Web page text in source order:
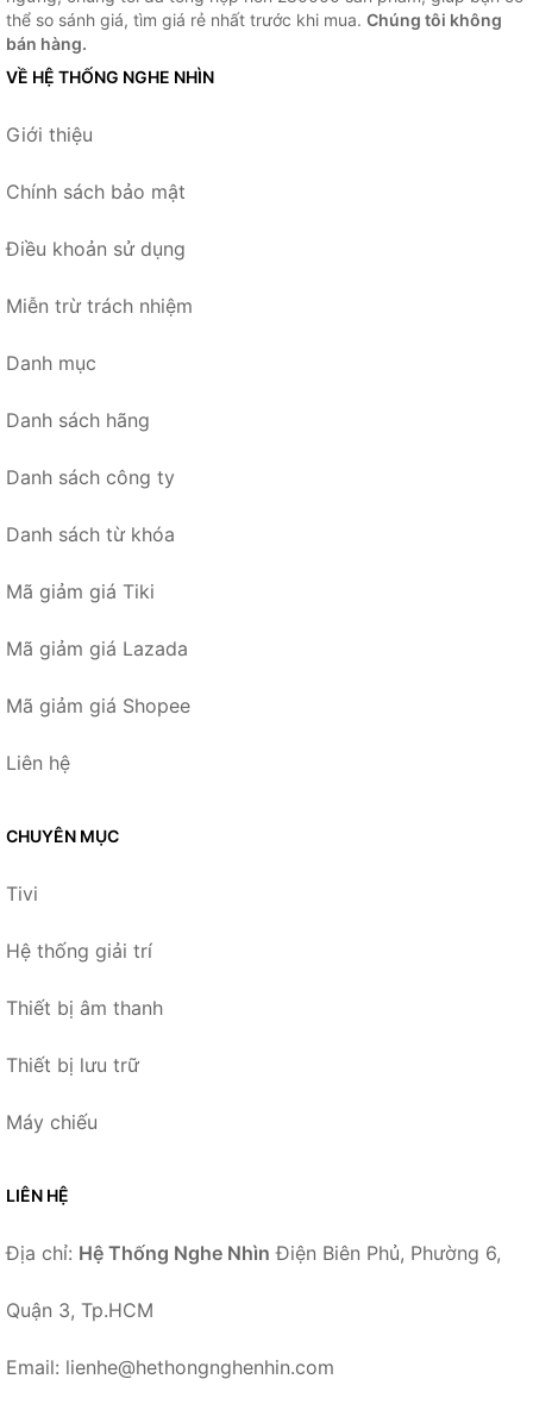
thể so sánh giá, tìm giá rẻ nhất trước khi mua. Chúng tôi không
bán hàng.
VỀ HỆ THỐNG NGHE NHÌN
Giới thiệu
Chính sách bảo mật
Điều khoản sử dụng
Miễn trừ trách nhiệm
Danh mục
Danh sách hãng
Danh sách công ty
Danh sách từ khóa
Mã giảm giá Tiki
Mã giảm giá Lazada
Mã giảm giá Shopee
Liên hệ
CHUYÊN MỤC
Tivi
Hệ thống giải trí
Thiết bị âm thanh
Thiết bị lưu trữ
Máy chiếu
LIÊN HỆ
Địa chỉ: Hệ Thống Nghe Nhìn Điện Biên Phủ, Phường 6,
Quận 3, Tp.HCM
Email: lienhe@hethongnghenhin.com